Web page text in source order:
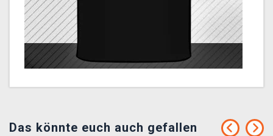
Das könnte euch auch gefallen